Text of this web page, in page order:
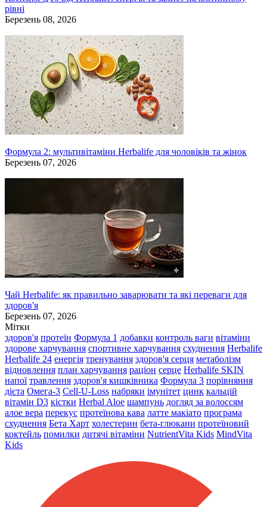
рівні
Березень 08, 2026
Формула 2: мультивітаміни Herbalife для чоловіків та жінок
Березень 07, 2026
Чай Herbalife: як правильно заварювати та які переваги для
здоров'я
Березень 07, 2026
Мітки
здоров'я протеїн Формула 1 добавки контроль ваги вітаміни
здорове харчування спортивне харчування схуднення Herbalife
Herbalife 24 енергія тренування здоров'я серця метаболізм
відновлення план харчування раціон серце Herbalife SKIN
напої травлення здоров'я кишківника Формула 3 порівняння
дієта Омега-3 Cell-U-Loss набряки імунітет цинк кальцій
вітамін D3 кістки Herbal Aloe шампунь догляд за волоссям
алое вера перекус протеїнова кава латте макіато програма
схуднення Бета Харт холестерин бета-глюкани протеїновий
коктейль помилки дитячі вітаміни NutrientVita Kids MindVita
Kids